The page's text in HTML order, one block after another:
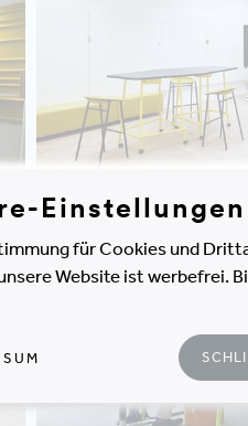
Einstellungen
für Cookies und
Website ist werbefrei.